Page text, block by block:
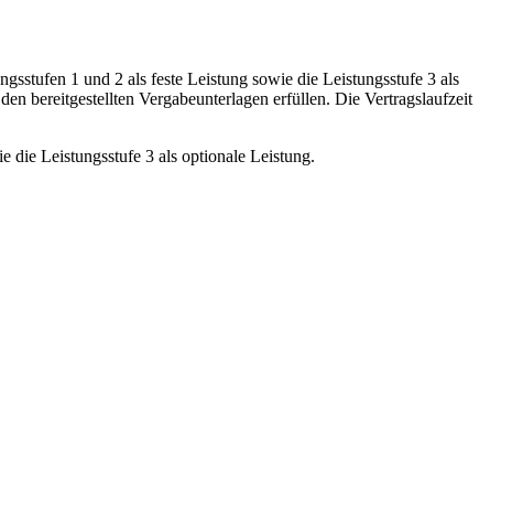
1 und 2 als feste Leistung sowie die Leistungsstufe 3 als
bereitgestellten Vergabeunterlagen erfüllen. Die Vertragslaufzeit
die Leistungsstufe 3 als optionale Leistung.